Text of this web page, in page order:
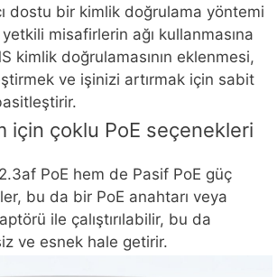
dostu bir kimlik doğrulama yöntemi
misafirlerin ağı kullanmasına
kimlik doğrulamasının eklenmesi,
ve işinizi artırmak için sabit
için çoklu PoE seçenekleri
PoE hem de Pasif PoE güç
bu da bir PoE anahtarı veya
ile çalıştırılabilir, bu da
ve esnek hale getirir.